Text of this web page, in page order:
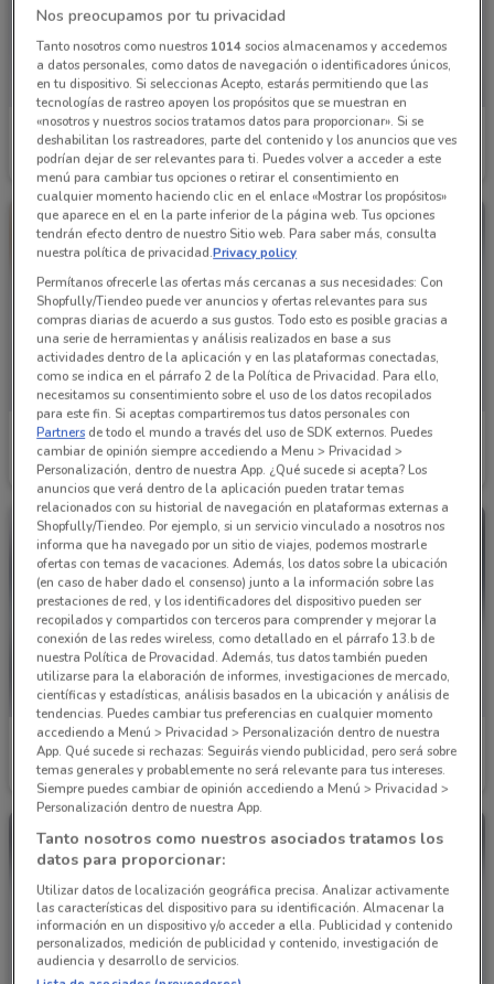
Chevrolet
12.8 km
Chevrolet
12.8 km
Chevrolet
12.8 km
Chevrolet
Chevrolet
12.8 km
Chevrolet
12.8 km
Nos preocupamos por tu privacidad
Tanto nosotros como nuestros 1014socios almacenamos y accedemos
a datos personales, como datos de navegación o identificadores únicos,
en tu dispositivo. Si seleccionas Acepto, estarás permitiendo que las
tecnologías de rastreo apoyen los propósitos que se muestran en
«nosotros y nuestros socios tratamos datos para proporcionar». Si se
deshabilitan los rastreadores, parte del contenido y los anuncios que ves
podrían dejar de ser relevantes para ti. Puedes volver a acceder a este
menú para cambiar tus opciones o retirar el consentimiento en
cualquier momento haciendo clic en el enlace «Mostrar los propósitos»
que aparece en el en la parte inferior de la página web. Tus opciones
tendrán efecto dentro de nuestro Sitio web. Para saber más, consulta
nuestra política de privacidad.Privacy policy
Permítanos ofrecerle las ofertas más cercanas a sus necesidades: Con
Shopfully/Tiendeo puede ver anuncios y ofertas relevantes para sus
compras diarias de acuerdo a sus gustos. Todo esto es posible gracias a
una serie de herramientas y análisis realizados en base a sus
actividades dentro de la aplicación y en las plataformas conectadas,
como se indica en el párrafo 2 de la Política de Privacidad. Para ello,
necesitamos su consentimiento sobre el uso de los datos recopilados
para este fin. Si aceptas compartiremos tus datos personales con
Partners de todo el mundo a través del uso de SDK externos. Puedes
cambiar de opinión siempre accediendo a Menu > Privacidad >
Personalización, dentro de nuestra App. ¿Qué sucede si acepta? Los
anuncios que verá dentro de la aplicación pueden tratar temas
relacionados con su historial de navegación en plataformas externas a
Shopfully/Tiendeo. Por ejemplo, si un servicio vinculado a nosotros nos
informa que ha navegado por un sitio de viajes, podemos mostrarle
ofertas con temas de vacaciones. Además, los datos sobre la ubicación
(en caso de haber dado el consenso) junto a la información sobre las
prestaciones de red, y los identificadores del dispositivo pueden ser
recopilados y compartidos con terceros para comprender y mejorar la
conexión de las redes wireless, como detallado en el párrafo 13.b de
nuestra Política de Provacidad. Además, tus datos también pueden
utilizarse para la elaboración de informes, investigaciones de mercado,
científicas y estadísticas, análisis basados en la ubicación y análisis de
tendencias. Puedes cambiar tus preferencias en cualquier momento
accediendo a Menú > Privacidad > Personalización dentro de nuestra
App. Qué sucede si rechazas: Seguirás viendo publicidad, pero será sobre
temas generales y probablemente no será relevante para tus intereses.
Siempre puedes cambiar de opinión accediendo a Menú > Privacidad >
Personalización dentro de nuestra App.
Tanto nosotros como nuestros asociados tratamos los
datos para proporcionar:
Utilizar datos de localización geográfica precisa. Analizar activamente
las características del dispositivo para su identificación. Almacenar la
información en un dispositivo y/o acceder a ella. Publicidad y contenido
personalizados, medición de publicidad y contenido, investigación de
audiencia y desarrollo de servicios.